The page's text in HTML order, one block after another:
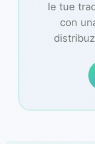
le tue
con